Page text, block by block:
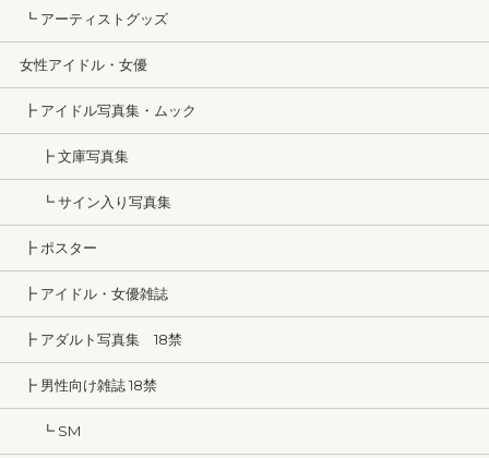
┗ アーティストグッズ
女性アイドル・女優
┣ アイドル写真集・ムック
┣ 文庫写真集
┗ サイン入り写真集
┣ ポスター
┣ アイドル・女優雑誌
┣ アダルト写真集 18禁
┣ 男性向け雑誌 18禁
┗ SM